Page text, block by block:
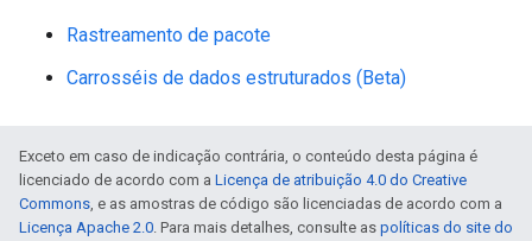
Rastreamento de pacote
Carrosséis de dados estruturados (Beta)
Exceto em caso de indicação contrária, o conteúdo desta página é
licenciado de acordo com a Licença de atribuição 4.0 do Creative
Commons, e as amostras de código são licenciadas de acordo com a
Licença Apache 2.0. Para mais detalhes, consulte as políticas do site do